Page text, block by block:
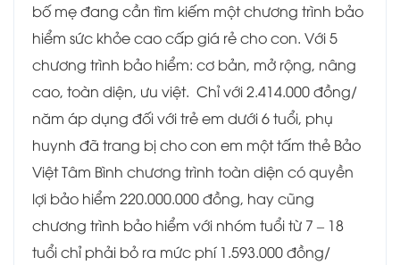
bố mẹ đang cần tìm kiếm một chương trình bảo
hiểm sức khỏe cao cấp giá rẻ cho con. Với 5
chương trình bảo hiểm: cơ bản, mở rộng, nâng
cao, toàn diện, ưu việt. Chỉ với 2.414.000 đồng/
năm áp dụng đối với trẻ em dưới 6 tuổi, phụ
huynh đã trang bị cho con em một tấm thẻ Bảo
Việt Tâm Bình chương trình toàn diện có quyền
lợi bảo hiểm 220.000.000 đồng, hay cũng
chương trình bảo hiểm với nhóm tuổi từ 7 – 18
tuổi chỉ phải bỏ ra mức phí 1.593.000 đồng/